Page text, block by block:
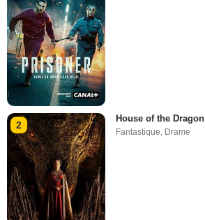
2
House of the Dragon
Fantastique, Drame